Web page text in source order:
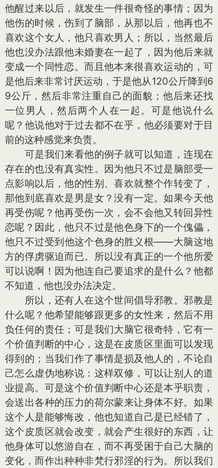
他醒过来以后，就发生一件很奇怪的事情；因为
他伤的时候，伤到了脑部，从那以后，他再也不
喜欢这个女人，他只喜欢男人；所以，当然最后
他也没办法跟他未婚妻在一起了，因为他后来就
变成一个同性恋。而且他本来很喜欢运动的，可
是他后来非常讨厌运动，于是他从120公斤降到6
9公斤，然后非常注重自己的面貌；他后来还找
一位男人，然后两个人在一起。可是他说什么
呢？他说他对于过去都不在乎，他必须要对于目
前的这种感觉来负责。
可是我们来看他的例子就可以知道，连现在
存在的也没有真实性。因为他只不过是脑部受一
点影响以后，他的性别、喜欢就整个作转变了，
那他到底喜欢是男是女？没有一定。如果今天他
再受伤呢？他再受伤一次，会不会他又转回异性
恋呢？因此，他只不过是他色身下的一个傀儡，
他只不过受到他这个色身的胜义根——大脑这地
方的俘虏驱迫而已。所以没有真正的一个他所爱
可以说啊！因为他连自己要追求的是什么？他都
不知道，他也没办法决定。
所以，还有人在这个世间倡导邪教。邪教是
什么呢？他希望能够跟更多的女性来，然后不用
负任何的责任；可是我们大脑它很奇特，它有一
个价值判断的中心，这是在皮质区里面可以发现
得到的；当我们作了事情是损及他人的，不论自
己怎么虚伪地称说：这样双修，可以让别人的道
业提高。可是这个价值判断中心还是本乎职责，
会送出各种的压力的荷尔蒙来让身体不好。如果
这个人是能够悔改，他也知道自己是已经错了，
这个皮质区就会改变，就会产生很好的东西，让
他身体可以悠游自在，而不再受困于自己大脑的
变化，而作出种种非梵行邪淫的行为。所以我们